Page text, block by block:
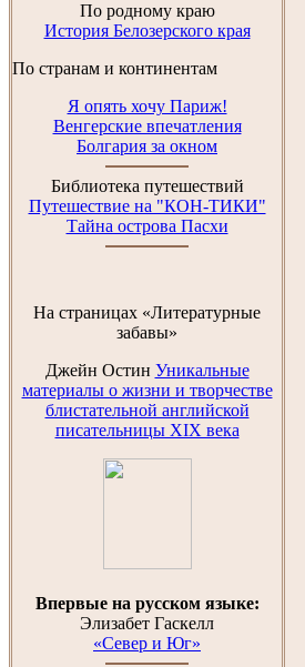
По родному краю
История Белозерского края
По странам и континентам
Я опять хочу Париж!
Венгерские впечатления
Болгария за окном
Библиотека путешествий
Путешествие на "КОН-ТИКИ"
Тайна острова Пасхи
На страницах «Литературные
забавы»
Джейн Остин Уникальные
материалы о жизни и творчестве
блистательной английской
писательницы XIX века
Впервые на русском языке:
Элизабет Гаскелл
«Север и Юг»